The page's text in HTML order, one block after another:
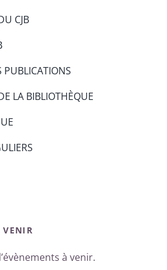
CJB
PUBLICATIONS
LA BIBLIOTHÈQUE
VENIR
à venir.